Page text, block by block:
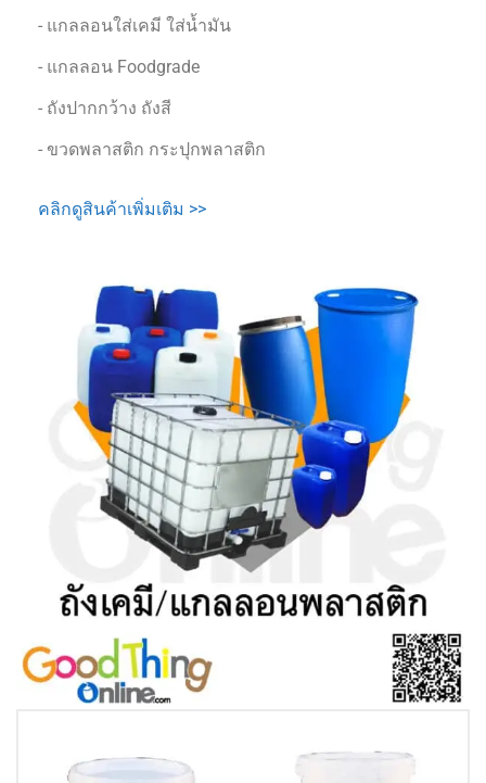
- แกลลอนใส่เคมี ใส่น้ำมัน
- แกลลอน Foodgrade
- ถังปากกว้าง ถังสี
- ขวดพลาสติก กระปุกพลาสติก
คลิกดูสินค้าเพิ่มเติม >>